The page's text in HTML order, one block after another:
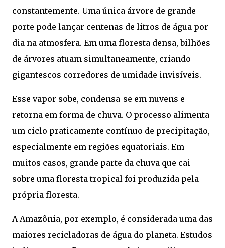
constantemente. Uma única árvore de grande
porte pode lançar centenas de litros de água por
dia na atmosfera. Em uma floresta densa, bilhões
de árvores atuam simultaneamente, criando
gigantescos corredores de umidade invisíveis.
Esse vapor sobe, condensa-se em nuvens e
retorna em forma de chuva. O processo alimenta
um ciclo praticamente contínuo de precipitação,
especialmente em regiões equatoriais. Em
muitos casos, grande parte da chuva que cai
sobre uma floresta tropical foi produzida pela
própria floresta.
A Amazônia, por exemplo, é considerada uma das
maiores recicladoras de água do planeta. Estudos